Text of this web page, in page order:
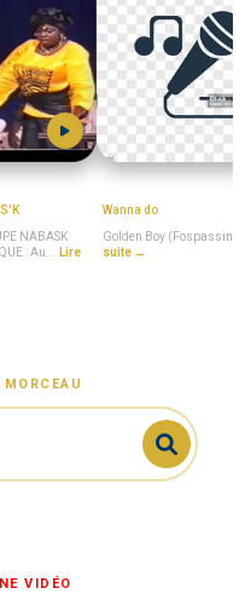
NABASK
: Au...
Lire
Wanna do
Golden Boy (Fospassin)
suite →
VIDÉO